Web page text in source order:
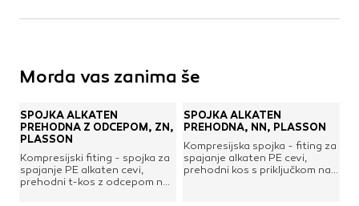
Dodatki za suho gradnjo
Izolacija
Izravnalne mase za stene in strop
Mavčne plošče
Morda vas zanima še
SPOJKA ALKATEN
PREHODNA Z ODCEPOM, ZN,
PLASSON
Kompresijski fiting - spojka za
spajanje PE alkaten cevi,
prehodni t-kos z odcepom na
SPOJKA ALKATEN
PREHODNA, NN, PLASSON
Kompresijska spojka - fiting za
spajanje alkaten PE cevi,
prehodni kos s priključkom na